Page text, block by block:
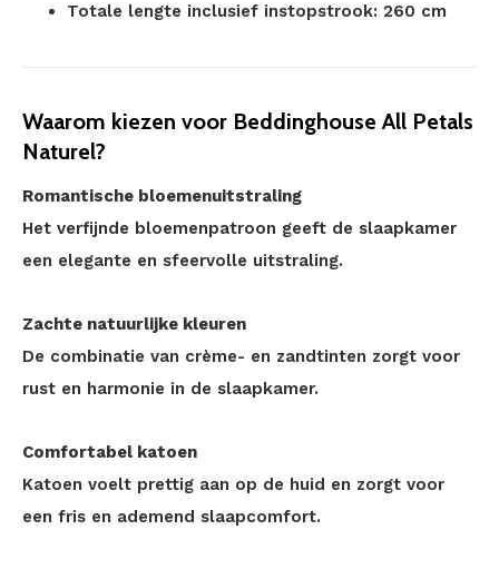
Totale lengte inclusief instopstrook: 260 cm
Waarom kiezen voor Beddinghouse All Petals
Naturel?
Romantische bloemenuitstraling
Het verfijnde bloemenpatroon geeft de slaapkamer
een elegante en sfeervolle uitstraling.
Zachte natuurlijke kleuren
De combinatie van crème- en zandtinten zorgt voor
rust en harmonie in de slaapkamer.
Comfortabel katoen
Katoen voelt prettig aan op de huid en zorgt voor
een fris en ademend slaapcomfort.